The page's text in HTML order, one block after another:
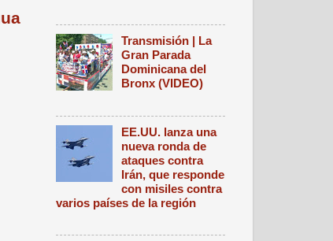
Transmisión | La
Gran Parada
Dominicana del
Bronx (VIDEO)
EE.UU. lanza una
nueva ronda de
ataques contra
Irán, que responde
con misiles contra
varios países de la región